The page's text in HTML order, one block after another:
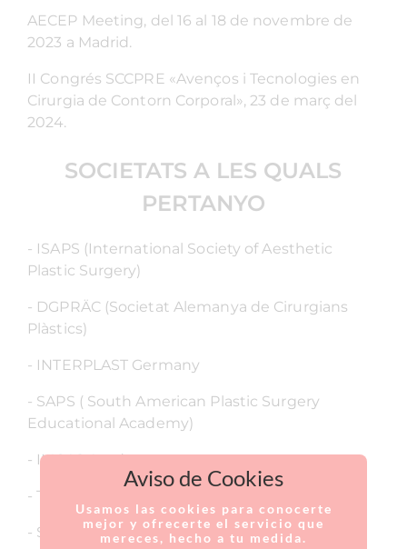
AECEP Meeting, del 16 al 18 de novembre de
2023 a Madrid.
II Congrés SCCPRE «Avenços i Tecnologies en
Cirurgia de Contorn Corporal», 23 de març del
2024.
SOCIETATS A LES QUALS
PERTANYO
- ISAPS (International Society of Aesthetic
Plastic Surgery)
- DGPRÄC (Societat Alemanya de Cirurgians
Plàstics)
- INTERPLAST Germany
- SAPS ( South American Plastic Surgery
Educational Academy)
- IMCAS Academy
- The Body Contouring Academy
- SECPRE Y AECEP (sol·licitada/en tràmit)
Aviso de Cookies
Usamos las cookies para conocerte
mejor y ofrecerte el servicio que
mereces, hecho a tu medida.